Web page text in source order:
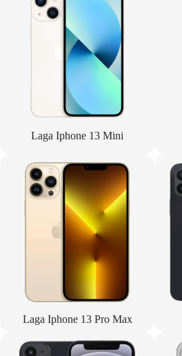
Laga Iphone 13 Mini
Laga Iphone 13 Pro Max